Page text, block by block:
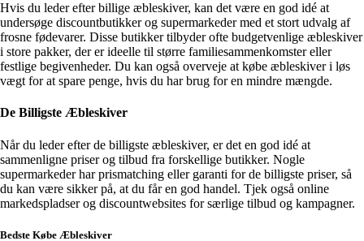
Hvis du leder efter billige æbleskiver, kan det være en god idé at
undersøge discountbutikker og supermarkeder med et stort udvalg af
frosne fødevarer. Disse butikker tilbyder ofte budgetvenlige æbleskiver
i store pakker, der er ideelle til større familiesammenkomster eller
festlige begivenheder. Du kan også overveje at købe æbleskiver i løs
vægt for at spare penge, hvis du har brug for en mindre mængde.
De Billigste Æbleskiver
Når du leder efter de billigste æbleskiver, er det en god idé at
sammenligne priser og tilbud fra forskellige butikker. Nogle
supermarkeder har prismatching eller garanti for de billigste priser, så
du kan være sikker på, at du får en god handel. Tjek også online
markedspladser og discountwebsites for særlige tilbud og kampagner.
Bedste Købe Æbleskiver